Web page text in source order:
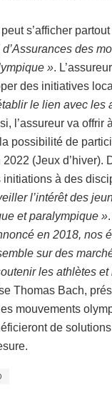
s’afficher
des
».
des initiatives
le lien avec les
l’assureur va offrir
possibilité de
(Jeux d’hiver).
initiations à des
l’intérêt des
et paralympique ».
en 2018, nos
sur des
les athlètes et
Thomas Bach,
mouvements
de